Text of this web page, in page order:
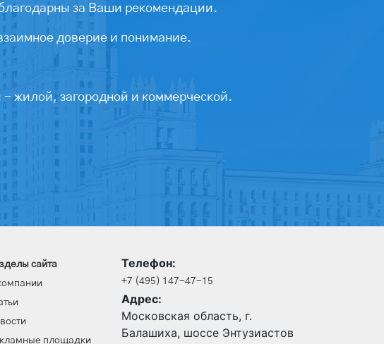
за Ваши рекомендации.
доверие и понимание.
- жилой, загородной и коммерческой.
сайта
площадки
Телефон:
+7 (495) 147-47-15
Адрес:
Московская область, г.
Балашиха, шоссе Энтузиастов